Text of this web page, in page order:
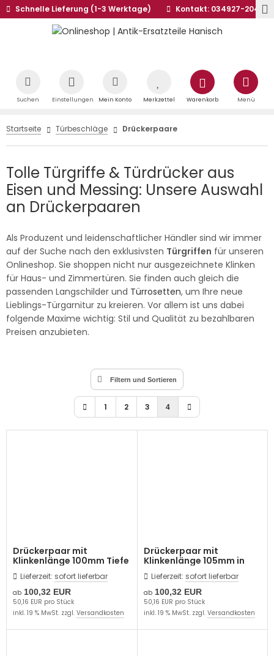
Schnelle Lieferung (1-3 Werktage) Kontakt: 034927-20441
Suchen Einstellungen Mein Konto Merkzettel Warenkorb Menü
Startseite Türbeschläge Drückerpaare
Tolle Türgriffe & Türdrücker aus
Eisen und Messing: Unsere Auswahl
an Drückerpaaren
Als Produzent und leidenschaftlicher Händler sind wir immer
auf der Suche nach den exklusivsten Türgriffen für unseren
Onlineshop. Sie shoppen nicht nur ausgezeichnete Klinken
für Haus- und Zimmertüren. Sie finden auch gleich die
passenden Langschilder und Türrosetten, um Ihre neue
Lieblings-Türgarnitur zu kreieren. Vor allem ist uns dabei
folgende Maxime wichtig: Stil und Qualität zu bezahlbaren
Preisen anzubieten.
Filtern und Sortieren
1 2 3 4
Drückerpaar mit
Klinkenlänge 100mm Tiefe
55mm
Lieferzeit: sofort lieferbar
ab 100,32 EUR
50,16 EUR pro Stück
inkl. 19 % MwSt. zzgl. Versandkosten
Drückerpaar mit
Klinkenlänge 105mm in
Tiefe 60mm
Lieferzeit: sofort lieferbar
ab 100,32 EUR
50,16 EUR pro Stück
inkl. 19 % MwSt. zzgl. Versandkosten